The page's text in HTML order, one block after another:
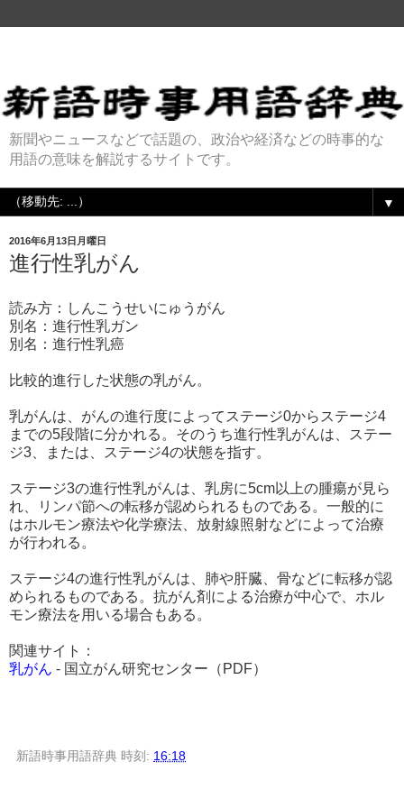
新聞やニュースなどで話題の、政治や経済などの時事的な
用語の意味を解説するサイトです。
▼
2016年6月13日月曜日
進行性乳がん
読み方：しんこうせいにゅうがん
別名：進行性乳ガン
別名：進行性乳癌
比較的進行した状態の乳がん。
乳がんは、がんの進行度によってステージ0からステージ4
までの5段階に分かれる。そのうち進行性乳がんは、ステー
ジ3、または、ステージ4の状態を指す。
ステージ3の進行性乳がんは、乳房に5cm以上の腫瘍が見ら
れ、リンパ節への転移が認められるものである。一般的に
はホルモン療法や化学療法、放射線照射などによって治療
が行われる。
ステージ4の進行性乳がんは、肺や肝臓、骨などに転移が認
められるものである。抗がん剤による治療が中心で、ホル
モン療法を用いる場合もある。
関連サイト：
乳がん - 国立がん研究センター（PDF）
新語時事用語辞典 時刻: 16:18